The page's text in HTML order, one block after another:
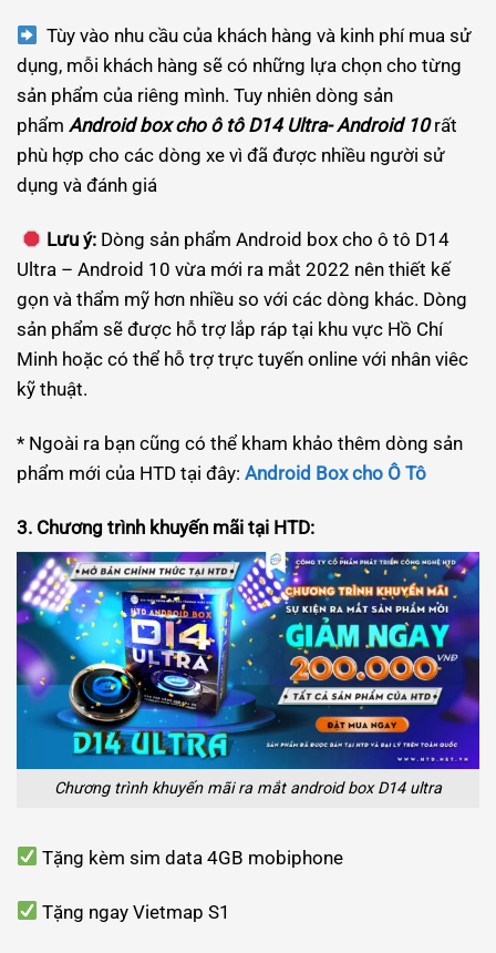
Tùy vào nhu cầu của khách hàng và kinh phí mua sử
dụng, mỗi khách hàng sẽ có những lựa chọn cho từng
sản phẩm của riêng mình. Tuy nhiên dòng sản
phẩm Android box cho ô tô D14 Ultra- Android 10rất
phù hợp cho các dòng xe vì đã được nhiều người sử
dụng và đánh giá
Lưu ý: Dòng sản phẩm Android box cho ô tô D14
Ultra – Android 10 vừa mới ra mắt 2022 nên thiết kế
gọn và thẩm mỹ hơn nhiều so với các dòng khác. Dòng
sản phẩm sẽ được hỗ trợ lắp ráp tại khu vực Hồ Chí
Minh hoặc có thể hỗ trợ trực tuyến online với nhân viêc
kỹ thuật.
* Ngoài ra bạn cũng có thể kham khảo thêm dòng sản
phẩm mới của HTD tại đây: Android Box cho Ô Tô
3. Chương trình khuyến mãi tại HTD:
Chương trình khuyến mãi ra mắt android box D14 ultra
Tặng kèm sim data 4GB mobiphone
Tặng ngay Vietmap S1